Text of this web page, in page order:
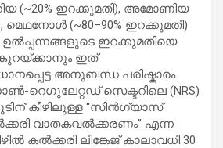
(~20% ഇറക്കുമതി), അമോണിയ
മെഥനോൾ (~80–90% ഇറക്കുമതി)
ഇറക്കുമതിയെ
ഇത്
അനുബന്ധ പരിഷ്കാരം
റെഗുലേറ്റഡ് സെക്ടറിലെ (NRS)
കീഴിലുള്ള “സിൻഗ്യാസ്
വാതകവൽക്കരണം” എന്ന
കൽക്കരി ലിങ്കേജ് കാലാവധി 30